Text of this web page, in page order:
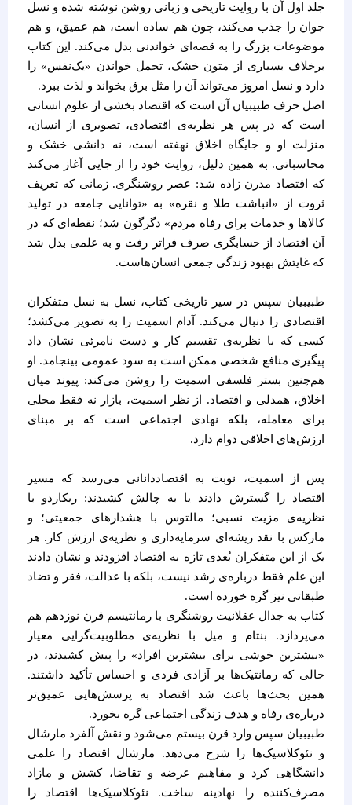
جلد اول آن با روایت تاریخی و زبانی روشن نوشته شده و نسل
جوان را جذب می‌کند، چون هم ساده است، هم عمیق، و هم
موضوعات بزرگ را به قصه‌ای خواندنی بدل می‌کند. این کتاب
برخلاف بسیاری از متون خشک، تحمل خواندن «یک‌نفس» را
دارد و نسل امروز می‌تواند آن را مثل برق بخواند و لذت ببرد.
اصل حرف طبیبیان آن است که اقتصاد بخشی از علوم انسانی
است که در پس هر نظریه‌ی اقتصادی، تصویری از انسان،
منزلت او و جایگاه اخلاق نهفته است، نه دانشی خشک و
محاسباتی. به همین دلیل، روایت خود را از جایی آغاز می‌کند
که اقتصاد مدرن زاده شد: عصر روشنگری. زمانی که تعریف
ثروت از «انباشت طلا و نقره» به «توانایی جامعه در تولید
کالاها و خدمات برای رفاه مردم» دگرگون شد؛ نقطه‌ای که در
آن اقتصاد از حسابگری صرف فراتر رفت و به علمی بدل شد
که غایتش بهبود زندگی جمعی انسان‌هاست.
طبیبیان سپس در سیر تاریخی کتاب، نسل به نسل متفکران
اقتصادی را دنبال می‌کند. آدام اسمیت را به تصویر می‌کشد؛
کسی که با نظریه‌ی تقسیم کار و دست نامرئی نشان داد
پیگیری منافع شخصی ممکن است به سود عمومی بینجامد. او
هم‌چنین بستر فلسفی اسمیت را روشن می‌کند: پیوند میان
اخلاق، همدلی و اقتصاد. از نظر اسمیت، بازار نه فقط محلی
برای معامله، بلکه نهادی اجتماعی است که بر مبنای
ارزش‌های اخلاقی دوام دارد.
پس از اسمیت، نوبت به اقتصاددانانی می‌رسد که مسیر
اقتصاد را گسترش دادند یا به چالش کشیدند: ریکاردو با
نظریه‌ی مزیت نسبی؛ مالتوس با هشدارهای جمعیتی؛ و
مارکس با نقد ریشه‌ای سرمایه‌داری و نظریه‌ی ارزش کار. هر
یک از این متفکران بُعدی تازه به اقتصاد افزودند و نشان دادند
این علم فقط درباره‌ی رشد نیست، بلکه با عدالت، فقر و تضاد
طبقاتی نیز گره خورده است.
کتاب به جدال عقلانیت روشنگری با رمانتیسم قرن نوزدهم هم
می‌پردازد. بنتام و میل با نظریه‌ی مطلوبیت‌گرایی معیار
«بیشترین خوشی برای بیشترین افراد» را پیش کشیدند، در
حالی که رمانتیک‌ها بر آزادی فردی و احساس تأکید داشتند.
همین بحث‌ها باعث شد اقتصاد به پرسش‌هایی عمیق‌تر
درباره‌ی رفاه و هدف زندگی اجتماعی گره بخورد.
طبیبیان سپس وارد قرن بیستم می‌شود و نقش آلفرد مارشال
و نئوکلاسیک‌ها را شرح می‌دهد. مارشال اقتصاد را علمی
دانشگاهی کرد و مفاهیم عرضه و تقاضا، کشش و مازاد
مصرف‌کننده را نهادینه ساخت. نئوکلاسیک‌ها اقتصاد را